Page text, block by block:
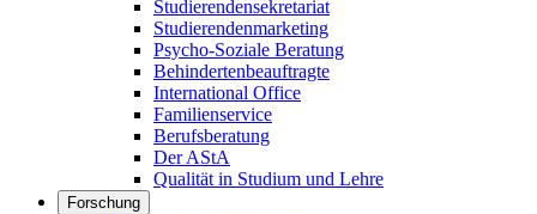
Studierendensekretariat
Studierendenmarketing
Psycho-Soziale Beratung
Behindertenbeauftragte
International Office
Familienservice
Berufsberatung
Der AStA
Qualität in Studium und Lehre
Forschung